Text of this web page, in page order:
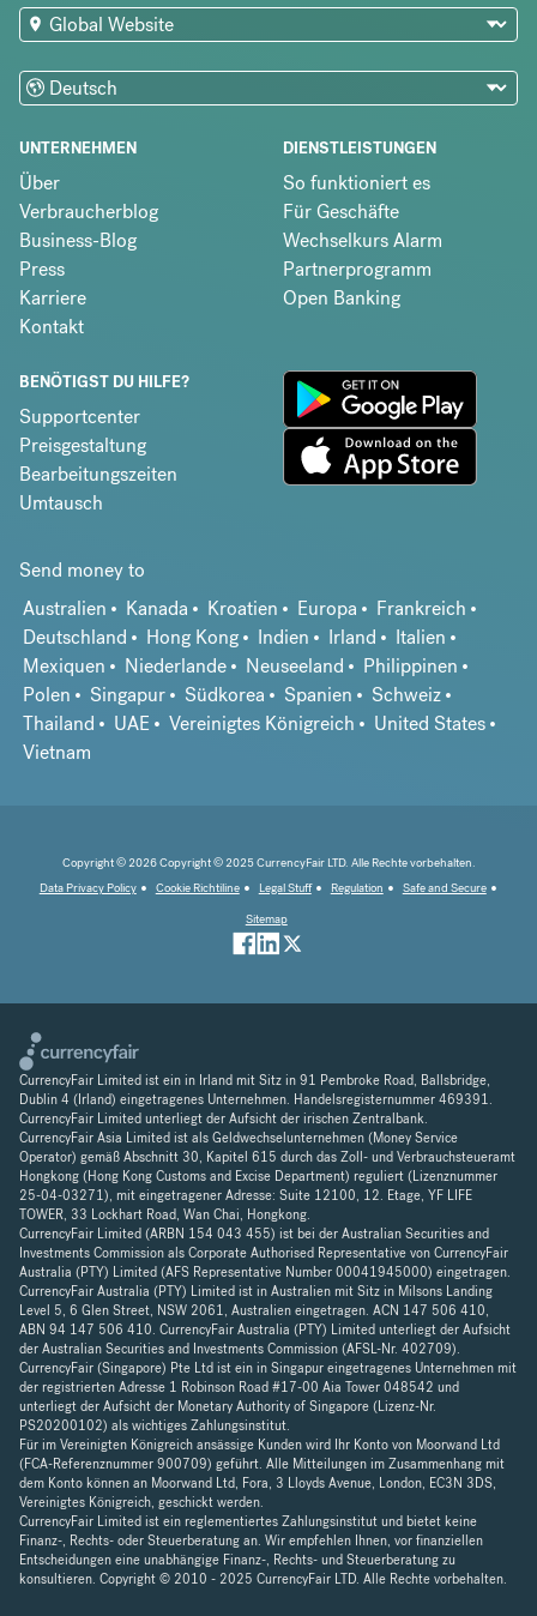
UNTERNEHMEN
Über
Verbraucherblog
Business-Blog
Press
Karriere
Kontakt
DIENSTLEISTUNGEN
So funktioniert es
Für Geschäfte
Wechselkurs Alarm
Partnerprogramm
Open Banking
BENÖTIGST DU HILFE?
Supportcenter
Preisgestaltung
Bearbeitungszeiten
Umtausch
Send money to
Australien
Kanada Kroatien Europa
Frankreich
Deutschland
Hong Kong Indien Irland
Italien
Mexiquen
Niederlande Neuseeland
Philippinen
Polen
Singapur Südkorea Spanien
Schweiz
Thailand
UAE Vereinigtes Königreich
United States
Vietnam
Copyright © 2026 Copyright © 2025 CurrencyFair LTD. Alle Rechte vorbehalten.
Data Privacy Policy
Cookie Richtiline Legal Stuff Regulation
Safe and Secure
Sitemap
CurrencyFair Limited ist ein in Irland mit Sitz in 91 Pembroke Road, Ballsbridge,
Dublin 4 (Irland) eingetragenes Unternehmen. Handelsregisternummer 469391.
CurrencyFair Limited unterliegt der Aufsicht der irischen Zentralbank.
CurrencyFair Asia Limited ist als Geldwechselunternehmen (Money Service
Operator) gemäß Abschnitt 30, Kapitel 615 durch das Zoll- und Verbrauchsteueramt
Hongkong (Hong Kong Customs and Excise Department) reguliert (Lizenznummer
25-04-03271), mit eingetragener Adresse: Suite 12100, 12. Etage, YF LIFE
TOWER, 33 Lockhart Road, Wan Chai, Hongkong.
CurrencyFair Limited (ARBN 154 043 455) ist bei der Australian Securities and
Investments Commission als Corporate Authorised Representative von CurrencyFair
Australia (PTY) Limited (AFS Representative Number 00041945000) eingetragen.
CurrencyFair Australia (PTY) Limited ist in Australien mit Sitz in Milsons Landing
Level 5, 6 Glen Street, NSW 2061, Australien eingetragen. ACN 147 506 410,
ABN 94 147 506 410. CurrencyFair Australia (PTY) Limited unterliegt der Aufsicht
der Australian Securities and Investments Commission (AFSL-Nr. 402709).
CurrencyFair (Singapore) Pte Ltd ist ein in Singapur eingetragenes Unternehmen mit
der registrierten Adresse 1 Robinson Road #17-00 Aia Tower 048542 und
unterliegt der Aufsicht der Monetary Authority of Singapore (Lizenz-Nr.
PS20200102) als wichtiges Zahlungsinstitut.
Für im Vereinigten Königreich ansässige Kunden wird Ihr Konto von Moorwand Ltd
(FCA-Referenznummer 900709) geführt. Alle Mitteilungen im Zusammenhang mit
dem Konto können an Moorwand Ltd, Fora, 3 Lloyds Avenue, London, EC3N 3DS,
Vereinigtes Königreich, geschickt werden.
CurrencyFair Limited ist ein reglementiertes Zahlungsinstitut und bietet keine
Finanz-, Rechts- oder Steuerberatung an. Wir empfehlen Ihnen, vor finanziellen
Entscheidungen eine unabhängige Finanz-, Rechts- und Steuerberatung zu
konsultieren. Copyright © 2010 - 2025 CurrencyFair LTD. Alle Rechte vorbehalten.